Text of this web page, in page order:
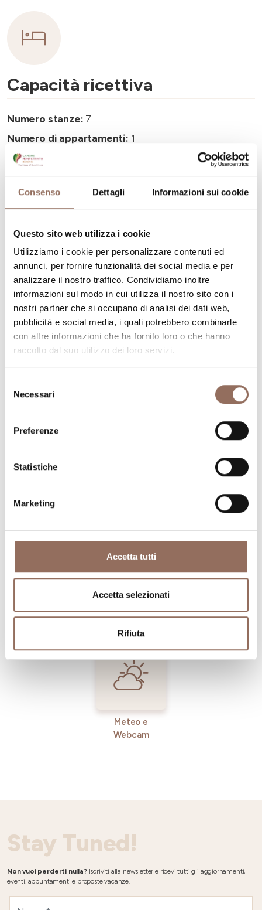
Consenso Dettagli Informazioni sui cookie
Questo sito web utilizza i cookie
Utilizziamo i cookie per personalizzare contenuti ed
annunci, per fornire funzionalità dei social media e per
analizzare il nostro traffico. Condividiamo inoltre
informazioni sul modo in cui utilizza il nostro sito con i
nostri partner che si occupano di analisi dei dati web,
pubblicità e social media, i quali potrebbero combinarle
con altre informazioni che ha fornito loro o che hanno
raccolto dal suo utilizzo dei loro servizi.
delNecessari
Preferenze
Statistiche
Marketing
Accetta tutti
Accetta selezionati
Rifiuta
Capacità ricettiva
Numero stanze: 7
Numero di appartamenti: 1
Numero di camere:
Numero di bagni negli appartamenti:1
Numero di bagni:
7
La tua vacanza
Pianifica dove dormire, dove mangiare, cosa fare e
visitare in ogni angolo di Langhe Monferrato Roero, con
un occhio al meteo in tempo reale
Incoming
Meteo e
Webcam
Stay Tuned!
Non vuoi perderti nulla?Iscriviti alla newsletter e ricevi tutti gli aggiornamenti,
eventi, appuntamenti e proposte vacanze.